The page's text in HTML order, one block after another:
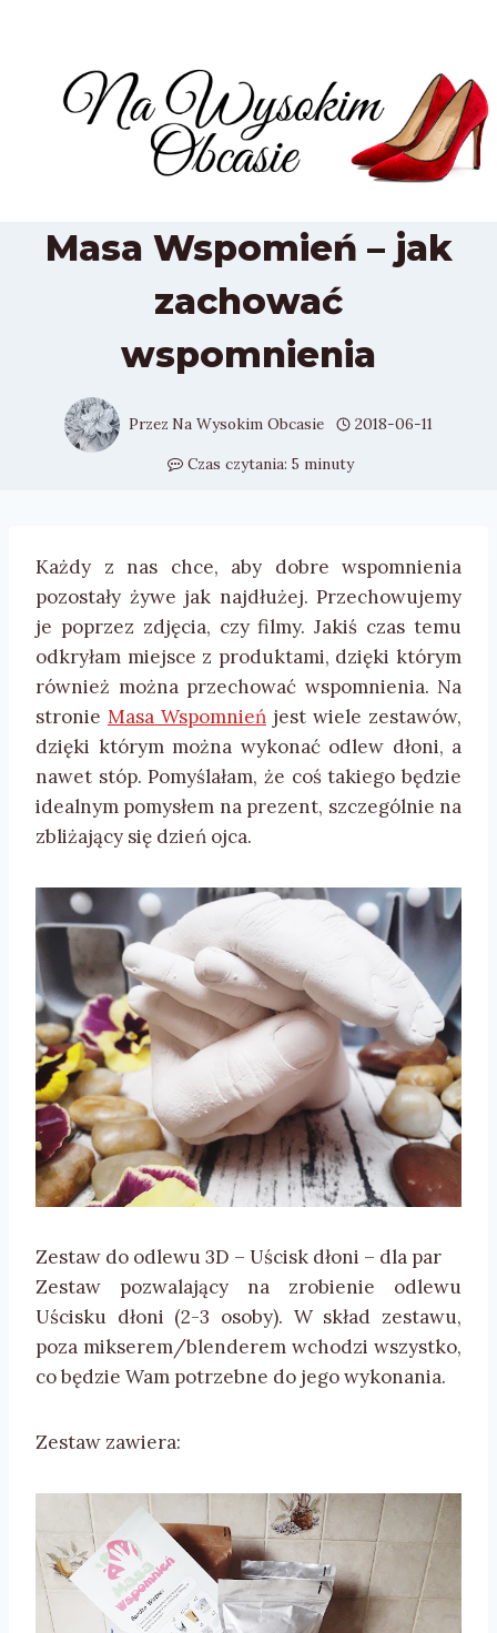
Masa Wspomień – jak
zachować
wspomnienia
Przez Na Wysokim Obcasie
2018-06-11
Czas czytania: 5 minuty
Każdy z nas chce, aby dobre wspomnienia
pozostały żywe jak najdłużej. Przechowujemy
je poprzez zdjęcia, czy filmy. Jakiś czas temu
odkryłam miejsce z produktami, dzięki którym
również można przechować wspomnienia. Na
stronie Masa Wspomnień jest wiele zestawów,
dzięki którym można wykonać odlew dłoni, a
nawet stóp. Pomyślałam, że coś takiego będzie
idealnym pomysłem na prezent, szczególnie na
zbliżający się dzień ojca.
Zestaw do odlewu 3D – Uścisk dłoni – dla par
Zestaw pozwalający na zrobienie odlewu
Uścisku dłoni (2-3 osoby). W skład zestawu,
poza mikserem/blenderem wchodzi wszystko,
co będzie Wam potrzebne do jego wykonania.
Zestaw zawiera: